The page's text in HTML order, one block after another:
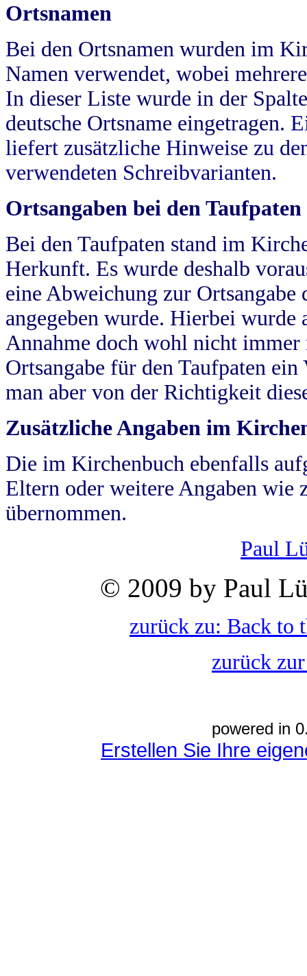
Ortsnamen
Bei den Ortsnamen wurden im
Namen verwendet, wobei
In dieser Liste wurde in der
deutsche Ortsname eingetragen.
liefert zusätzliche Hinweise zu
verwendeten Schreibvarianten.
Ortsangaben bei den Taufpaten
Bei den Taufpaten stand im
Herkunft. Es wurde deshalb
eine Abweichung zur
angegeben wurde. Hierbei wurde
Annahme doch wohl nicht
Ortsangabe für den Taufpaten
man aber von der Richtigkeit
Zusätzliche Angaben im
Die im Kirchenbuch ebenfalls
Eltern oder weitere Angaben wie
übernommen.
Paul
© 2009 by Paul
zurück zu: Back to
zurück
powered in
Erstellen Sie Ihre